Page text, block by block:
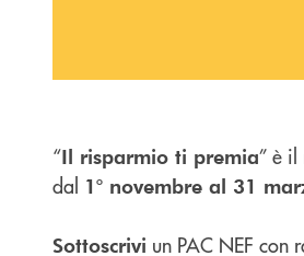
“Il risparmio ti premia” è
dal 1° novembre al 31
Sottoscrivi un PAC NEF con